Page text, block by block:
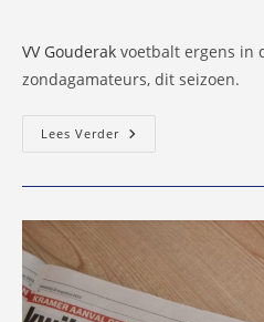
VV Gouderak voetbalt ergens in
zondagamateurs, dit seizoen.
Lees VerderNa